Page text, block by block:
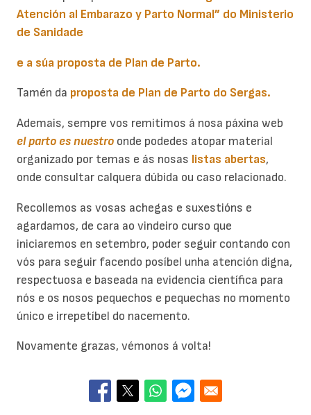
Atención al Embarazo y Parto Normal” do Ministerio
de Sanidade
e a súa proposta de Plan de Parto.
Tamén da proposta de Plan de Parto do Sergas.
Ademais, sempre vos remitimos á nosa páxina web
el parto es nuestro onde podedes atopar material
organizado por temas e ás nosas listas abertas,
onde consultar calquera dúbida ou caso relacionado.
Recollemos as vosas achegas e suxestións e
agardamos, de cara ao vindeiro curso que
iniciaremos en setembro, poder seguir contando con
vós para seguir facendo posíbel unha atención digna,
respectuosa e baseada na evidencia científica para
nós e os nosos pequechos e pequechas no momento
único e irrepetíbel do nacemento.
Novamente grazas, vémonos á volta!